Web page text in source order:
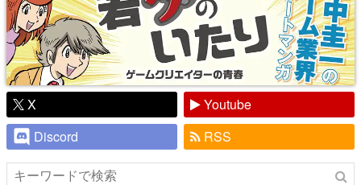
X
Youtube
Discord
RSS